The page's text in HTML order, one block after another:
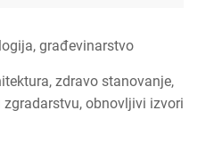
građevinarstvo
zdravo stanovanje,
obnovljivi izvori